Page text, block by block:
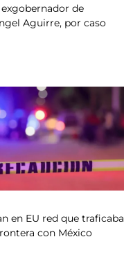
de
Aguirre, por caso
en EU red que traficaba
con México